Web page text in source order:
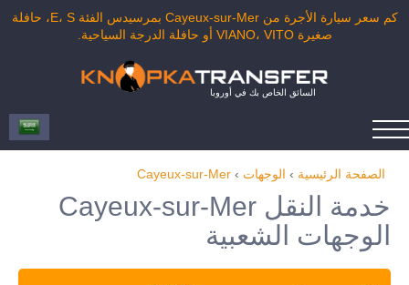
كم سعر سيارة الأجرة من Cayeux-sur-Mer بمرسيدس الفئة E، S، حافلة
صغيرة VIANO، VITO أو حافلة الدرجة السياحية.
السائق الخاص بك في أوروبا
الصفحة الرئيسية › الوجهات ›
Cayeux-sur-Mer
خدمة النقل Cayeux-sur-Mer
الوجهات الشعبية